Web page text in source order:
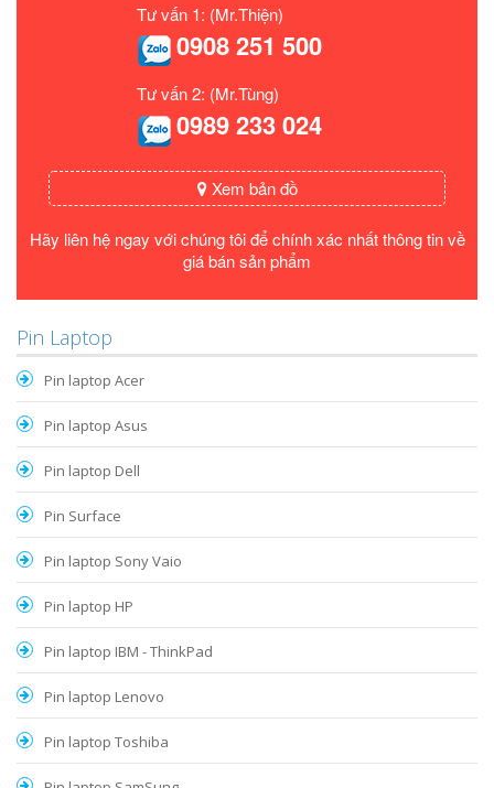
Tư vấn 1: (Mr.Thiện)
0908 251 500
Tư vấn 2: (Mr.Tùng)
0989 233 024
Xem bản đồ
Hãy liên hệ ngay với chúng tôi để chính xác nhất thông tin về
giá bán sản phẩm
Pin Laptop
Pin laptop Acer
Pin laptop Asus
Pin laptop Dell
Pin Surface
Pin laptop Sony Vaio
Pin laptop HP
Pin laptop IBM - ThinkPad
Pin laptop Lenovo
Pin laptop Toshiba